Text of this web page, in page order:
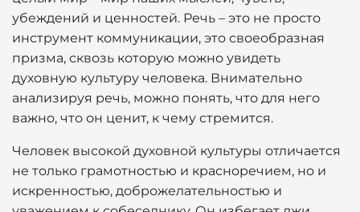
убеждений и ценностей. Речь – это не просто
инструмент коммуникации, это своеобразная
призма, сквозь которую можно увидеть
духовную культуру человека. Внимательно
анализируя речь, можно понять, что для него
важно, что он ценит, к чему стремится.
Человек высокой духовной культуры отличается
не только грамотностью и красноречием, но и
искренностью, доброжелательностью и